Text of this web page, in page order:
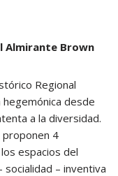
Almirante Brown
Regional
desde
a la diversidad.
proponen 4
espacios del
– inventiva